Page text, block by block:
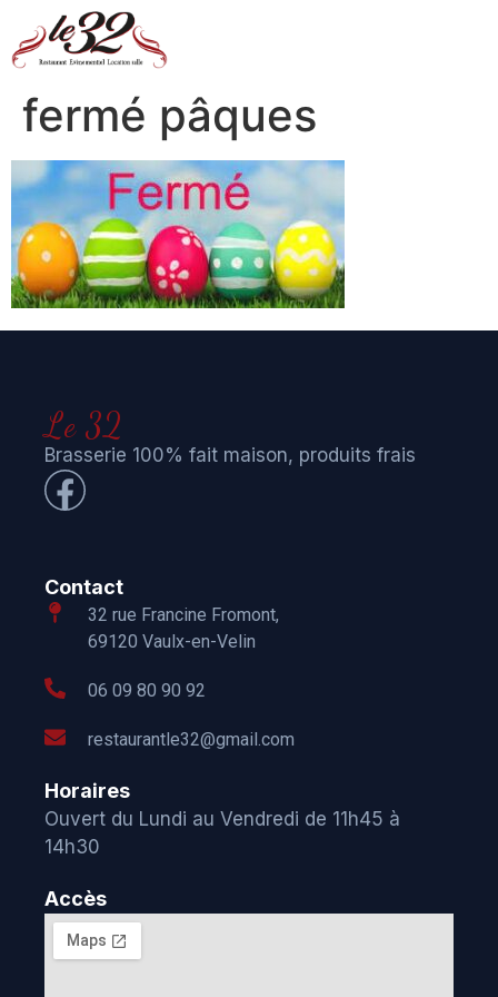
fermé pâques
Le 32
Brasserie 100% fait maison, produits frais
Contact
32 rue Francine Fromont,
69120 Vaulx-en-Velin
06 09 80 90 92
restaurantle32@gmail.com
Horaires
Ouvert du Lundi au Vendredi de 11h45 à
14h30
Accès